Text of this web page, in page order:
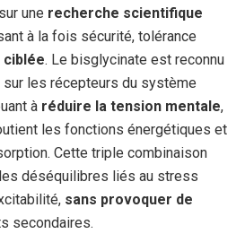
une recherche scientifique
à la fois sécurité, tolérance
. Le bisglycinate est reconnu
les récepteurs du système
à réduire la tension mentale,
les fonctions énergétiques et
Cette triple combinaison
déséquilibres liés au stress
sans provoquer de
secondaires.